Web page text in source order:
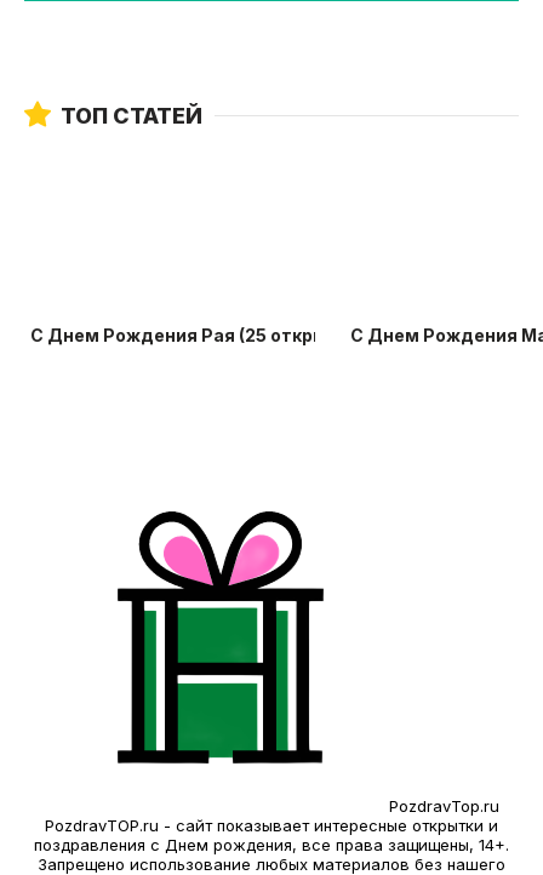
ТОП СТАТЕЙ
С Днем Рождения Рая (25 открыток)С Днем Рождения
PozdravTop.ru
PozdravTOP.ru - сайт показывает интересные открытки и
поздравления с Днем рождения, все права защищены, 14+.
Запрещено использование любых материалов без нашего